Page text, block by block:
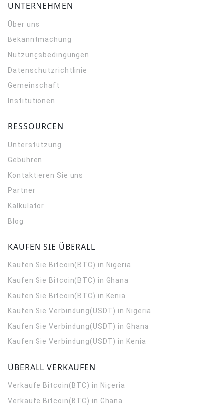
UNTERNEHMEN
Über uns
Bekanntmachung
Nutzungsbedingungen
Datenschutzrichtlinie
Gemeinschaft
Institutionen
RESSOURCEN
Unterstützung
Gebühren
Kontaktieren Sie uns
Partner
Kalkulator
Blog
KAUFEN SIE ÜBERALL
Kaufen Sie Bitcoin(BTC) in Nigeria
Kaufen Sie Bitcoin(BTC) in Ghana
Kaufen Sie Bitcoin(BTC) in Kenia
Kaufen Sie Verbindung(USDT) in Nigeria
Kaufen Sie Verbindung(USDT) in Ghana
Kaufen Sie Verbindung(USDT) in Kenia
ÜBERALL VERKAUFEN
Verkaufe Bitcoin(BTC) in Nigeria
Verkaufe Bitcoin(BTC) in Ghana